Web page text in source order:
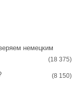
немецким
(18 375)
(8 150)